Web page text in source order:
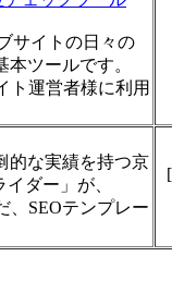
サイトの日々の
ツールです。
ト運営者様に利用
的な実績を持つ京
ダー」が、
、SEOテンプレー
[